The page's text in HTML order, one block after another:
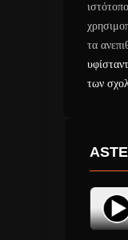
τα
των